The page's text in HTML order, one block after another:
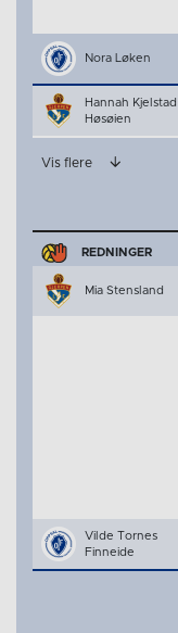
Nora Løken
Hannah Kjelstad
Høsøien
Vis flere
REDNINGER
Mia Stensland
Vilde Tornes
Finneide